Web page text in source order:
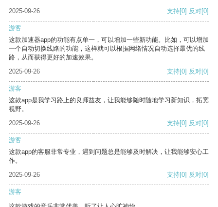
2025-09-26 支持[0] 反对[0]
游客
这款加速器app的功能有点单一，可以增加一些新功能。比如，可以增加
一个自动切换线路的功能，这样就可以根据网络情况自动选择最优的线
路，从而获得更好的加速效果。
2025-09-26
支持[0] 反对[0]
游客
这款app是我学习路上的良师益友，让我能够随时随地学习新知识，拓宽
视野。
2025-09-26
支持[0] 反对[0]
游客
这款app的客服非常专业，遇到问题总是能够及时解决，让我能够安心工
作。
2025-09-26
支持[0] 反对[0]
游客